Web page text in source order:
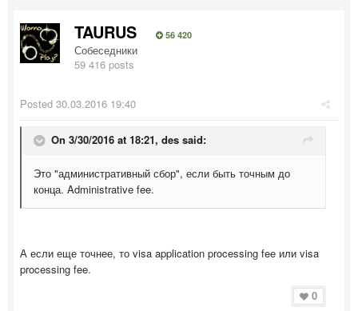
TAURUS 56 420
Собеседники
59 416 posts
Posted 30.03.2016 19:40
On 3/30/2016 at 18:21, des said:
Это "административный сбор", если быть точным до
конца. Administrative fee.
А если еще точнее, то visa application processing fee или visa
processing fee.
0